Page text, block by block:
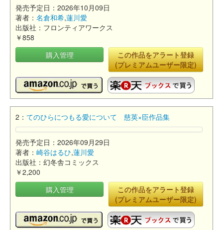
発売予定日：2026年10月09日
著者： 名倉和希,蓮川愛
出版社：フロンティアワークス
￥858
購入管理
この作品をアラート登録
(プレミアムユーザー限定)
2： てのひらにつもる愛について 慈英×臣作品集
発売予定日：2026年09月29日
著者： 崎谷はるひ,蓮川愛
出版社：幻冬舎コミックス
￥2,200
購入管理
この作品をアラート登録
(プレミアムユーザー限定)